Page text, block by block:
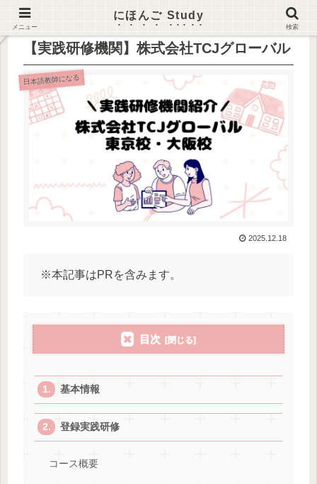
【実践研修機関】株式会社TCJグローバル
日本語教師になる
2025.12.18
※本記事はPRを含みます。
目次
基本情報
登録実践研修
コース概要
メニュー
にほんご Study
検索